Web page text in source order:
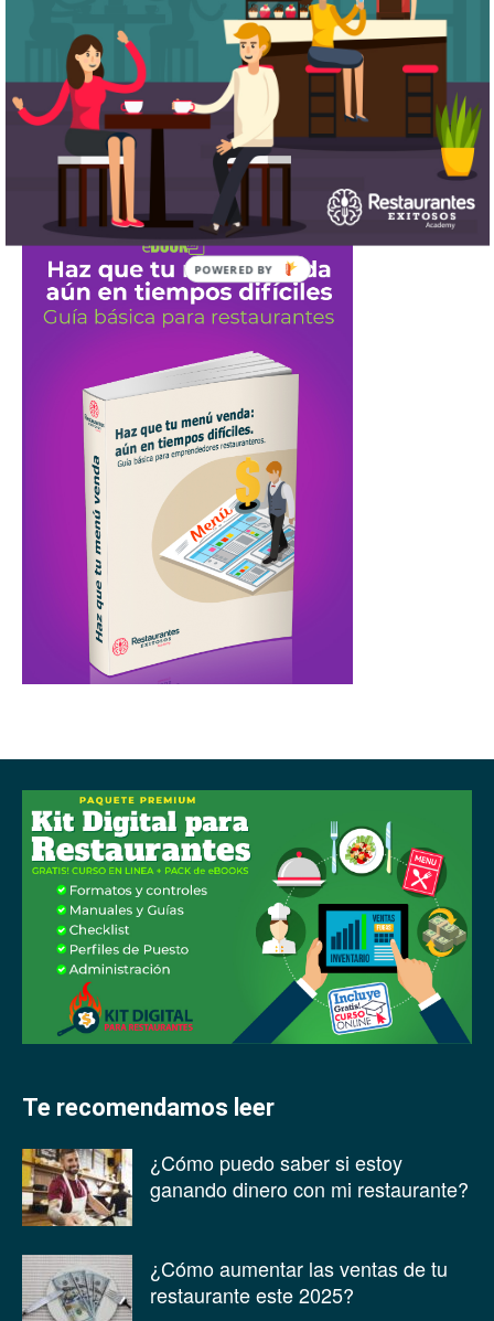
Te recomendamos leer
¿Cómo puedo saber si estoy
ganando dinero con mi restaurante?
¿Cómo aumentar las ventas de tu
restaurante este 2025?
POWERED
BY